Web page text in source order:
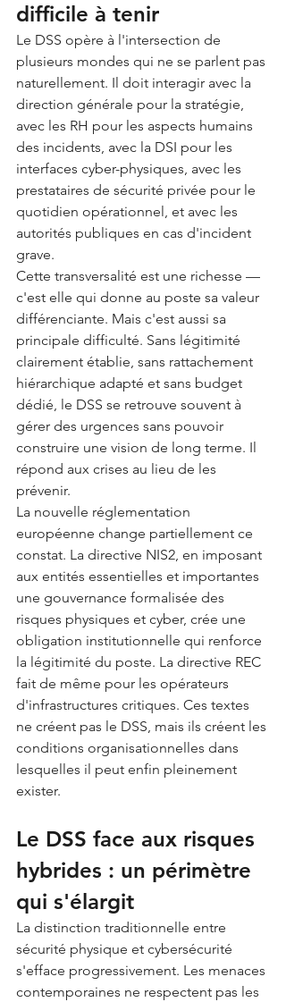
difficile à tenir
Le DSS opère à l'intersection de
plusieurs mondes qui ne se parlent pas
naturellement. Il doit interagir avec la
direction générale pour la stratégie,
avec les RH pour les aspects humains
des incidents, avec la DSI pour les
interfaces cyber-physiques, avec les
prestataires de sécurité privée pour le
quotidien opérationnel, et avec les
autorités publiques en cas d'incident
grave.
Cette transversalité est une richesse —
c'est elle qui donne au poste sa valeur
différenciante. Mais c'est aussi sa
principale difficulté. Sans légitimité
clairement établie, sans rattachement
hiérarchique adapté et sans budget
dédié, le DSS se retrouve souvent à
gérer des urgences sans pouvoir
construire une vision de long terme. Il
répond aux crises au lieu de les
prévenir.
La nouvelle réglementation
européenne change partiellement ce
constat. La directive NIS2, en imposant
aux entités essentielles et importantes
une gouvernance formalisée des
risques physiques et cyber, crée une
obligation institutionnelle qui renforce
la légitimité du poste. La directive REC
fait de même pour les opérateurs
d'infrastructures critiques. Ces textes
ne créent pas le DSS, mais ils créent les
conditions organisationnelles dans
lesquelles il peut enfin pleinement
exister.
Le DSS face aux risques
hybrides : un périmètre
qui s'élargit
La distinction traditionnelle entre
sécurité physique et cybersécurité
s'efface progressivement. Les menaces
contemporaines ne respectent pas les